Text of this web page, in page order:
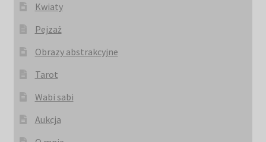
Kwiaty
Pejzaż
Obrazy abstrakcyjne
Tarot
Wabi sabi
Aukcja